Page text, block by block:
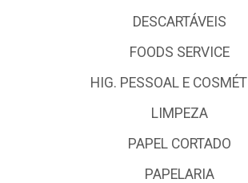
DESCARTÁVEIS
FOODS SERVICE
HIG. PESSOAL E
LIMPEZA
PAPEL CORTADO
PAPELARIA